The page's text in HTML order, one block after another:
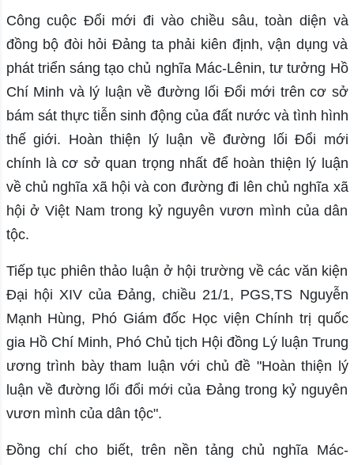
Công cuộc Đổi mới đi vào chiều sâu, toàn diện và
đồng bộ đòi hỏi Đảng ta phải kiên định, vận dụng và
phát triển sáng tạo chủ nghĩa Mác-Lênin, tư tưởng Hồ
Chí Minh và lý luận về đường lối Đổi mới trên cơ sở
bám sát thực tiễn sinh động của đất nước và tình hình
thế giới. Hoàn thiện lý luận về đường lối Đổi mới
chính là cơ sở quan trọng nhất để hoàn thiện lý luận
về chủ nghĩa xã hội và con đường đi lên chủ nghĩa xã
hội ở Việt Nam trong kỷ nguyên vươn mình của dân
tộc.
Tiếp tục phiên thảo luận ở hội trường về các văn kiện
Đại hội XIV của Đảng, chiều 21/1, PGS,TS Nguyễn
Mạnh Hùng, Phó Giám đốc Học viện Chính trị quốc
gia Hồ Chí Minh, Phó Chủ tịch Hội đồng Lý luận Trung
ương trình bày tham luận với chủ đề "Hoàn thiện lý
luận về đường lối đổi mới của Đảng trong kỷ nguyên
vươn mình của dân tộc".
Đồng chí cho biết, trên nền tảng chủ nghĩa Mác-